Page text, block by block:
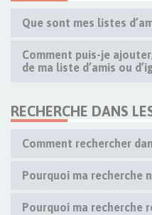
Que sont mes listes
Comment puis-je
de ma liste d’amis ou
RECHERCHE DANS
Comment rechercher
Pourquoi ma recherche
Pourquoi ma recherche